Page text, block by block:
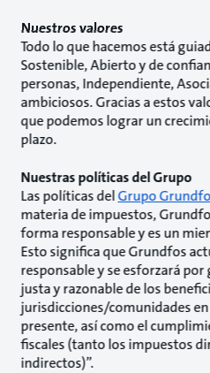
Nuestros valores
Todo lo que hacemos está
Sostenible, Abierto y de
personas, Independiente,
ambiciosos. Gracias a estos
que podemos lograr un
plazo.
Nuestras políticas del Grupo
Las políticas delGrupo
materia de impuestos,
forma responsable y es un
Esto significa que Grundfos
responsable y se esforzará
justa y razonable de los
jurisdicciones/comunidades
presente, así como el
fiscales (tanto los impuestos
indirectos)”.